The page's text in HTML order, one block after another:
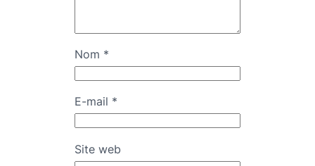
Nom *
E-mail *
Site web